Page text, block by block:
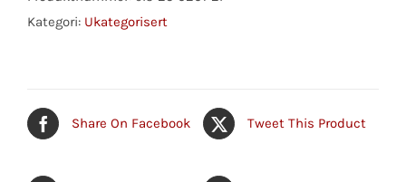
antall
Kategori: Ukategorisert
Share On Facebook Tweet This Product